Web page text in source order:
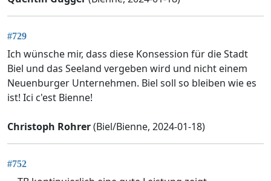
#729
Ich wünsche mir, dass diese Konsession für die Stadt
Biel und das Seeland vergeben wird und nicht einem
Neuenburger Unternehmen. Biel soll so bleiben wie es
ist! Ici c'est Bienne!
Christoph Rohrer(Biel/Bienne, 2024-01-18)
#752